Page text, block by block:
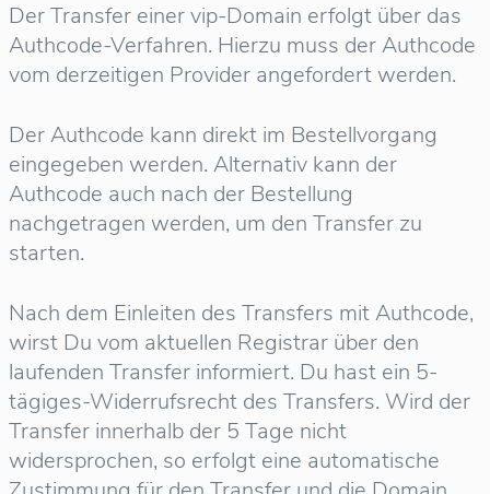
Der Transfer einer vip-Domain erfolgt über das
Authcode-Verfahren. Hierzu muss der Authcode
vom derzeitigen Provider angefordert werden.
Der Authcode kann direkt im Bestellvorgang
eingegeben werden. Alternativ kann der
Authcode auch nach der Bestellung
nachgetragen werden, um den Transfer zu
starten.
Nach dem Einleiten des Transfers mit Authcode,
wirst Du vom aktuellen Registrar über den
laufenden Transfer informiert. Du hast ein 5-
tägiges-Widerrufsrecht des Transfers. Wird der
Transfer innerhalb der 5 Tage nicht
widersprochen, so erfolgt eine automatische